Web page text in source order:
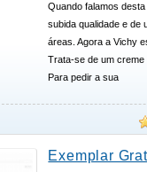
Quando falamos
subida qualidade e de
áreas. Agora a Vichy
Trata-se de um
Para pedir a sua
Exemplar